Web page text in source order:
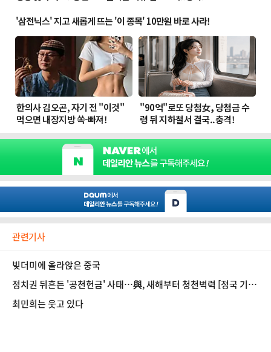
관련기사
빚더미에 올라앉은 중국
정치권 뒤흔든 '공천헌금' 사태…與, 새해부터 청천벽력 [정국 기상
대]
최민희는 웃고 있다